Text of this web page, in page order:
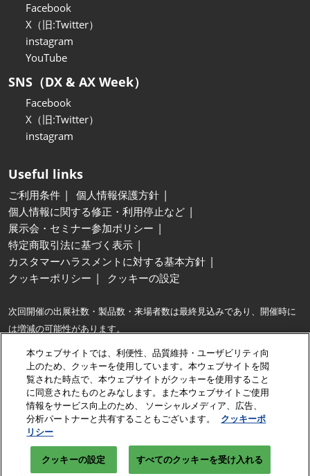
Facebook
X（旧:Twitter）
instagram
YouTube
SNS（DX & AX Week）
Facebook
X（旧:Twitter）
instagram
Useful links
ご利用条件
個人情報保護方針
個人情報に関する修正・利用停止など
展示会・セミナー参加ポリシー
特定商取引法に基づく表示
カスタマーハラスメントに対する基本方針
クッキーポリシー
クッキーの設定
次回開催の出展社数・製品数・来場者数は最終見込みであり、開催時に
は増減の可能性があります。
※最大…同種の展示会との出展社数および製品展示面積の比較。
※出展社数は、出展契約企業に加え、共同出展するグループ企業・パート
ナー企業数も含みます。
Copyright © RX Japan GK
本ウェブサイトでは、利便性、品質維持・ユーザビリティ向
上のため、クッキーを使用しています。本ウェブサイトを閲
覧された時点で、本ウェブサイトがクッキーを使用すること
に同意されたものとみなします。また本ウェブサイトご使用
情報をサービス向上のため、 ソーシャルメディア、広告、
分析パートナーと共有することもございます。
クッキーポ
リシー
クッキーの設定 すべてのクッキーを受け入れる